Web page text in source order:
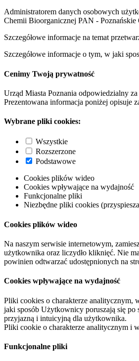
Administratorem danych osobowych
Chemii Bioorganicznej PAN -
Szczegółowe informacje na temat
Szczegółowe informacje o tym, w jaki
Cenimy Twoją prywatność
Urząd Miasta Poznania odpowiedzialny
Prezentowana informacja poniżej opisuje
Wybrane pliki cookies:
Wszystkie
Rozszerzone
Podstawowe
Cookies plików wideo
Cookies wpływające na wydajność
Funkcjonalne pliki
Niezbędne pliki cookies
Cookies plików wideo
Na naszym serwisie internetowym,
użytkownika oraz liczydło kliknięć. Nie
powinien odtwarzać udostępnionych na
Cookies wpływające na wydajność
Pliki cookies o charakterze analitycznym,
jaki sposób Użytkownicy poruszają się
przyjazną i intuicyjną dla użytkownika.
Pliki cookie o charakterze analitycznym i
Funkcjonalne pliki